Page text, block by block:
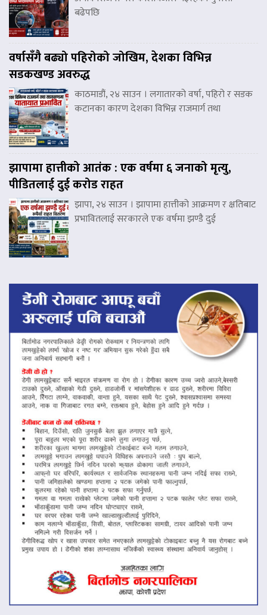
बढेपछि
वर्षासँगै बढ्यो पहिरोको जोखिम, देशका विभिन्न
सडकखण्ड अवरुद्ध
काठमाडौं, २४ साउन । लगातारको वर्षा, पहिरो र सडक
कटानका कारण देशका विभिन्न राजमार्ग तथा
झापामा हात्तीको आतंक : एक वर्षमा ६ जनाको मृत्यु,
पीडितलाई दुई करोड राहत
झापा, २४ साउन । झापामा हात्तीको आक्रमण र क्षतिबाट
प्रभावितलाई सरकारले एक वर्षमा झण्डै दुई